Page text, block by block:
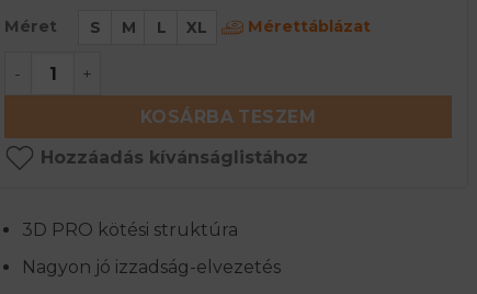
Méret S M L XL Mérettáblázat
3D PRO Női hosszú ujjú sportfelső - Lila mennyiség
KOSÁRBA TESZEM
Hozzáadás kívánságlistához
3D PRO kötési struktúra
Nagyon jó izzadság-elvezetés